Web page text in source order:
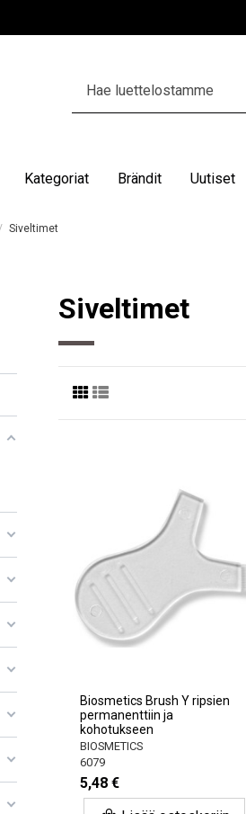
Kategoriat Brändit Uutiset
Siveltimet
Siveltimet
Biosmetics Brush Y ripsien
permanenttiin ja
kohotukseen
BIOSMETICS
6079
5,48 €